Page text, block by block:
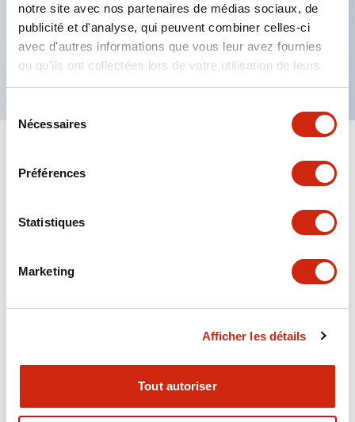
notre site avec nos partenaires de médias sociaux, de
publicité et d'analyse, qui peuvent combiner celles-ci
avec d'autres informations que vous leur avez fournies
ou qu'ils ont collectées lors de votre utilisation de leurs
services.
Nécessaires
Préférences
Statistiques
Marketing
Afficher les détails
Tout autoriser
Structure de sécurité de 3e génération :
déclenchement à 2 actions, garde intégrée,
structure de protection des doigts IP20.
Tout développer+
Functional Specifications
Mounting and Installation Specifications